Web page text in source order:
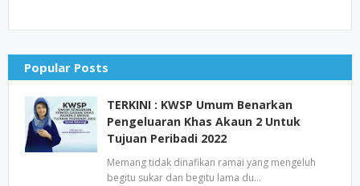
Popular Posts
TERKINI : KWSP Umum Benarkan
Pengeluaran Khas Akaun 2 Untuk
Tujuan Peribadi 2022
Memang tidak dinafikan ramai yang mengeluh
begitu sukar dan begitu lama du…